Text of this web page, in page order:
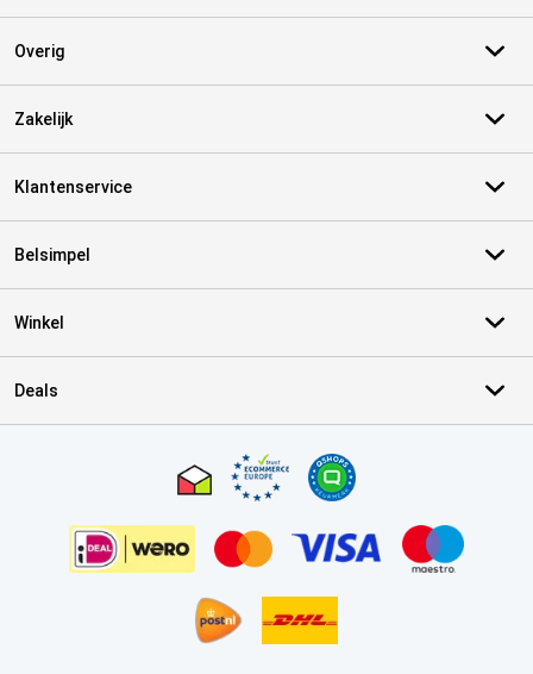
Overig
Zakelijk
Klantenservice
Belsimpel
Winkel
Deals